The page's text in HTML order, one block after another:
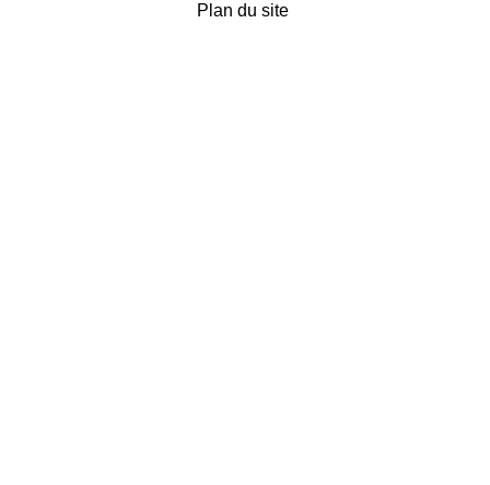
Plan du site